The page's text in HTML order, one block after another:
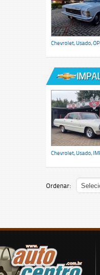
Chevrolet, Usado,
Chevrolet, Usado,
Ordenar: